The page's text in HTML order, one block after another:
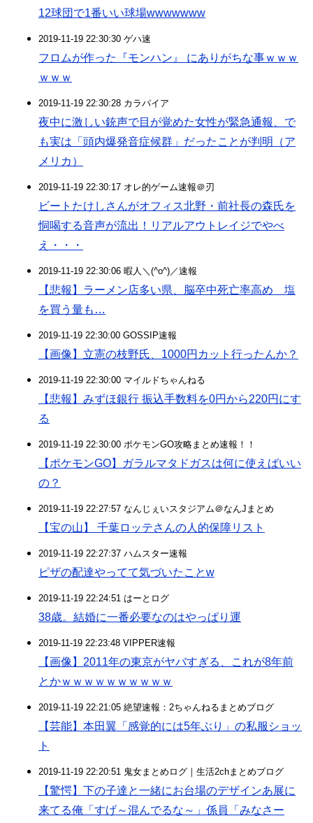
12球団で1番いい球場wwwwwww
2019-11-19 22:30:30 ゲハ速
フロムが作った『モンハン』 にありがちな事ｗｗｗ
ｗｗｗ
2019-11-19 22:30:28 カラパイア
夜中に激しい銃声で目が覚めた女性が緊急通報、で
も実は「頭内爆発音症候群」だったことが判明（ア
メリカ）
2019-11-19 22:30:17 オレ的ゲーム速報＠刃
ビートたけしさんがオフィス北野・前社長の森氏を
恫喝する音声が流出！リアルアウトレイジでやべ
え・・・
2019-11-19 22:30:06 暇人＼(^o^)／速報
【悲報】ラーメン店多い県、脳卒中死亡率高め 塩
を買う量も…
2019-11-19 22:30:00 GOSSIP速報
【画像】立憲の枝野氏、1000円カット行ったんか？
2019-11-19 22:30:00 マイルドちゃんねる
【悲報】みずほ銀行 振込手数料を0円から220円にす
る
2019-11-19 22:30:00 ポケモンGO攻略まとめ速報！！
【ポケモンGO】ガラルマタドガスは何に使えばいい
の？
2019-11-19 22:27:57 なんじぇいスタジアム＠なんJまとめ
【宝の山】 千葉ロッテさんの人的保障リスト
2019-11-19 22:27:37 ハムスター速報
ピザの配達やってて気づいたことw
2019-11-19 22:24:51 はーとログ
38歳。結婚に一番必要なのはやっぱり運
2019-11-19 22:23:48 VIPPER速報
【画像】2011年の東京がヤバすぎる、これが8年前
とかｗｗｗｗｗｗｗｗｗｗ
2019-11-19 22:21:05 絶望速報：2ちゃんねるまとめブログ
【芸能】本田翼「感覚的には5年ぶり」の私服ショッ
ト
2019-11-19 22:20:51 鬼女まとめログ｜生活2chまとめブログ
【驚愕】下の子達と一緒にお台場のデザインあ展に
来てる俺「すげ～混んでるな～」係員「みなさー